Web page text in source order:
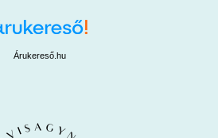
Árukereső.hu